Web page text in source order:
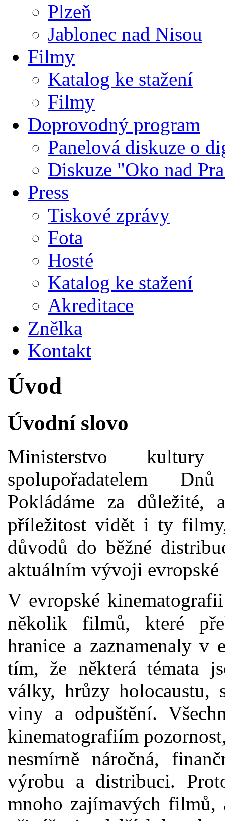
Plzeň
Jablonec nad Nisou
Filmy
Katalog ke stažení
Filmy
Doprovodný program
Panelová diskuze o
Diskuze "Oko nad
Press
Tiskové zprávy
Fota
Hosté
Katalog ke stažení
Akreditace
Znělka
Kontakt
Úvod
Úvodní slovo
Ministerstvo
spolupořadatelem
Pokládáme za důležité,
příležitost vidět i ty
důvodů do běžné
aktuálním vývoji evropské
V evropské
několik filmů, které
hranice a zaznamenaly v
tím, že některá témata
války, hrůzy holocaustu,
viny a odpuštění.
kinematografiím
nesmírně náročná,
výrobu a distribuci.
mnoho zajímavých filmů,